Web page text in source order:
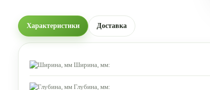
Характеристики Доставка
Ширина, мм:
Глубина, мм: